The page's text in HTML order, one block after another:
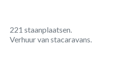
221 staanplaatsen.
Verhuur van stacaravans.